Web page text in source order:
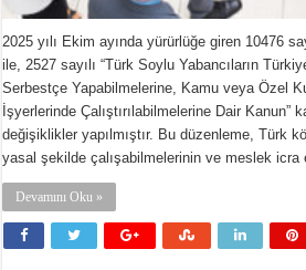
2025 yılı Ekim ayında yürürlüğe giren 10476
ile, 2527 sayılı “Türk Soylu Yabancıların
Serbestçe Yapabilmelerine, Kamu veya Özel
İşyerlerinde Çalıştırılabilmelerine Dair Kanun”
değişiklikler yapılmıştır. Bu düzenleme, Türk
yasal şekilde çalışabilmelerinin ve meslek
Devamını Oku »